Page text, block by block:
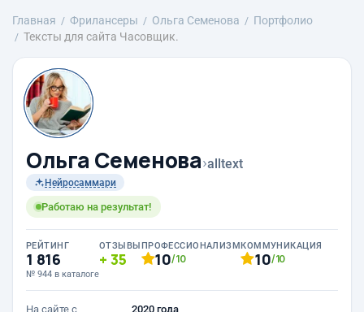
Главная Фрилансеры Ольга Семенова
Портфолио
Тексты для сайта Часовщик.
Ольга Семенова›alltext
Нейросаммари
Работаю на результат!
РЕЙТИНГ
1 816
№ 944 в каталоге
ОТЗЫВЫ
35
ПРОФЕССИОНАЛИЗМ
10/10
КОММУНИКАЦИЯ
10/10
На сайте с 2020 года